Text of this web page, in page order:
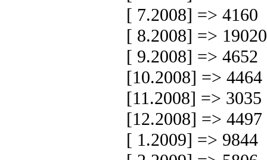
[ 7.2008] => 4160
[ 8.2008] => 19020
[ 9.2008] => 4652
[10.2008] => 4464
[11.2008] => 3035
[12.2008] => 4497
[ 1.2009] => 9844